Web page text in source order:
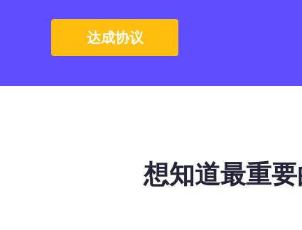
达成协议
想知道最重